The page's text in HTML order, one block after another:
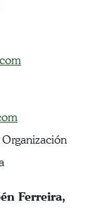
Ferreira,